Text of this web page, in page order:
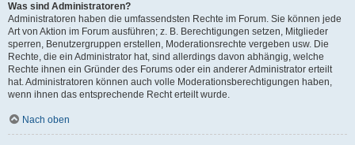
Was sind Administratoren?
Administratoren haben die umfassendsten Rechte im Forum. Sie können jede
Art von Aktion im Forum ausführen; z. B. Berechtigungen setzen, Mitglieder
sperren, Benutzergruppen erstellen, Moderationsrechte vergeben usw. Die
Rechte, die ein Administrator hat, sind allerdings davon abhängig, welche
Rechte ihnen ein Gründer des Forums oder ein anderer Administrator erteilt
hat. Administratoren können auch volle Moderationsberechtigungen haben,
wenn ihnen das entsprechende Recht erteilt wurde.
Nach oben